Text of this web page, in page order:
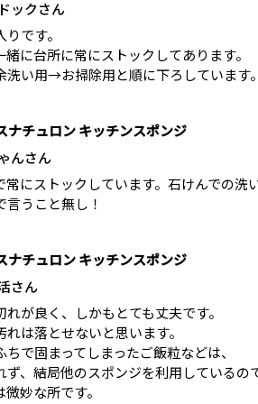
ックさん
です。
に台所に常にストックしてあります。
い用→お掃除用と順に下ろしています。
ナチュロン キッチンスポンジ
んさん
にストックしています。石けんでの洗
うこと無し！
ナチュロン キッチンスポンジ
さん
が良く、しかもとても丈夫です。
は落とせないと思います。
で固まってしまったご飯粒などは、
、結局他のスポンジを利用しているので
妙な所です。